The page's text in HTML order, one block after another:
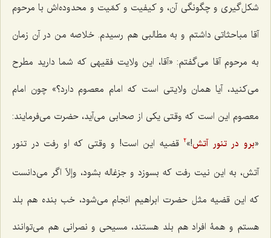
شکل‌گیری و چگونگی آن، و کیفیت و کمّیت و محدوده‌اش با مرحوم
آقا مباحثاتی داشتم و به مطالبی هم رسیدم. خلاصه من در آن زمان
به مرحوم آقا می‌گفتم: «آقا، این ولایت فقیهی که شما دارید مطرح
می‌کنید، آیا همان ولایتی است که امام معصوم دارد؟» چون امام
معصوم این است که وقتی یکی از صحابی می‌آید، حضرت می‌فرمایند:
«برو در تنور آتش!»
2قضیه این است! و وقتی که او رفت در تنور
آتش، به این نیت رفت که بسوزد و جزغاله بشود، وإلاّ اگر می‌دانست
که این قضیه مثل حضرت ابراهیم انجام می‌شود، خب بنده هم بلد
هستم و همۀ افراد هم بلد هستند، مسیحی و نصرانی هم می‌توانند